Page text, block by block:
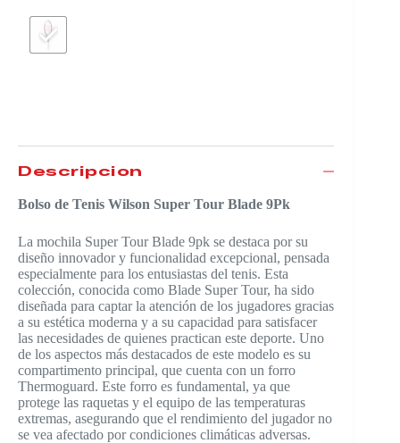
Descripción
Bolso de Tenis Wilson Super Tour Blade 9Pk
La mochila Super Tour Blade 9pk se destaca por su
diseño innovador y funcionalidad excepcional, pensada
especialmente para los entusiastas del tenis. Esta
colección, conocida como Blade Super Tour, ha sido
diseñada para captar la atención de los jugadores gracias
a su estética moderna y a su capacidad para satisfacer
las necesidades de quienes practican este deporte. Uno
de los aspectos más destacados de este modelo es su
compartimento principal, que cuenta con un forro
Thermoguard. Este forro es fundamental, ya que
protege las raquetas y el equipo de las temperaturas
extremas, asegurando que el rendimiento del jugador no
se vea afectado por condiciones climáticas adversas.